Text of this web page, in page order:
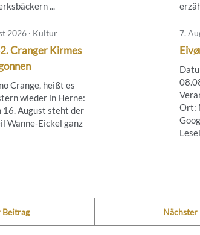
...
2026 · Kultur
Cranger Kirmes
Crange, heißt es
wieder in Herne:
16. August steht der
Wanne-Eickel ganz
7.
Ort:
Beitrag Nächster